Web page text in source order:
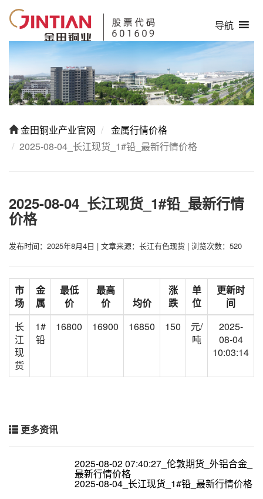
导航
金田铜业产业官网
金属行情价格
2025-08-04_长江现货_1#铅_最新行情价格
2025-08-04_长江现货_1#铅_最新行情
价格
发布时间：2025年8月4日 | 文章来源：长江有色现货 | 浏览次数：520
市
场
金
属
最低
价
最高
价
均价
涨
跌
单
位
更新时
间
长
江
现
货
1#
铅
16800 16900 16850 150
元/
吨
2025-
08-04
10:03:14
更多资讯
2025-08-02 07:40:27_伦敦期货_外铝合金_
最新行情价格
2025-08-04_长江现货_1#铅_最新行情价格